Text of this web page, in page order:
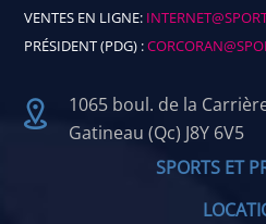
VENTES EN LIGNE:
PRÉSIDENT (PDG) :
1065 boul. de la
Gatineau (Qc) J8Y 6V5
SPORTS ET